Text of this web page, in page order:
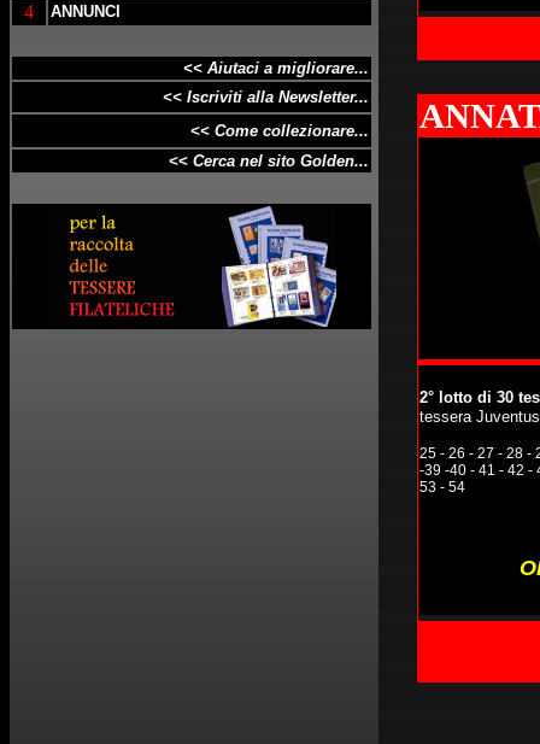
4 ANNUNCI
<< Aiutaci a migliorare...
<< Iscriviti alla Newsletter...
<< Come collezionare...
<< Cerca nel sito Golden...
2° lotto di 30
tessera
25 - 26 - 27 - 28 -
-39 -40 - 41 - 42 -
53 - 54